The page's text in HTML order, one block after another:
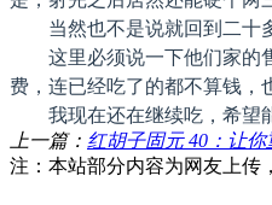
当然也不是说就回到二十
这里必须说一下他们家的
费，连已经吃了的都不算钱，
我现在还在继续吃，希望
上一篇： 红胡子固元 40：让
注：本站部分内容为网友上传